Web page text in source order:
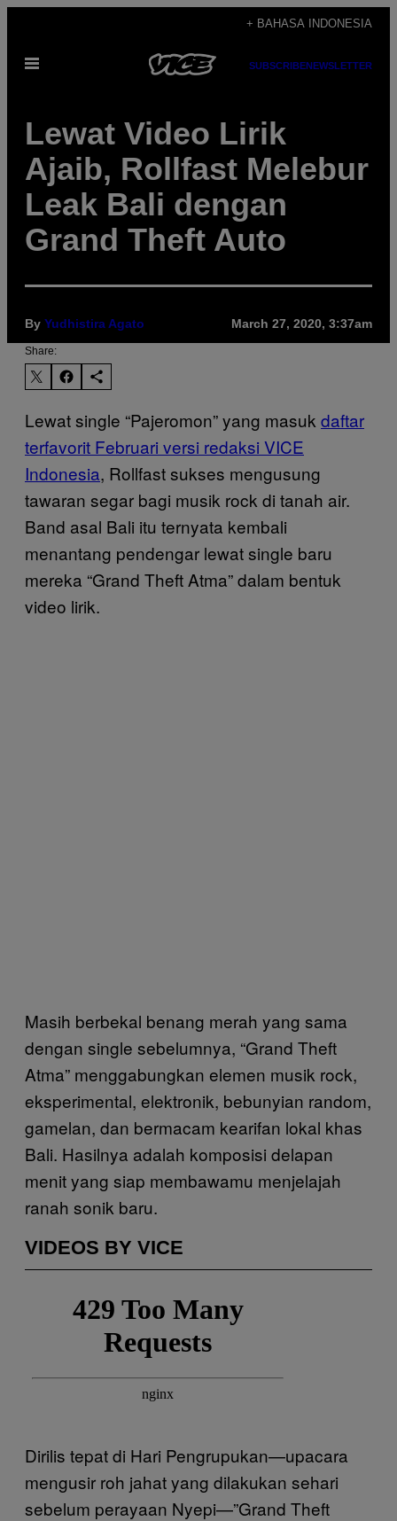
content
+ BAHASA INDONESIA
Open
SUBSCRIBENEWSLETTER
Lewat Video Lirik
Ajaib, Rollfast Melebur
Leak Bali dengan
Grand Theft Auto
By Yudhistira Agato March 27, 2020, 3:37am
Share:
Lewat single “Pajeromon” yang masuk daftar
terfavorit Februari versi redaksi VICE
Indonesia, Rollfast sukses mengusung
tawaran segar bagi musik rock di tanah air.
Band asal Bali itu ternyata kembali
menantang pendengar lewat single baru
mereka “Grand Theft Atma” dalam bentuk
video lirik.
Masih berbekal benang merah yang sama
dengan single sebelumnya, “Grand Theft
Atma” menggabungkan elemen musik rock,
eksperimental, elektronik, bebunyian random,
gamelan, dan bermacam kearifan lokal khas
Bali. Hasilnya adalah komposisi delapan
menit yang siap membawamu menjelajah
ranah sonik baru.
VIDEOS BY VICE
Dirilis tepat di Hari Pengrupukan—upacara
mengusir roh jahat yang dilakukan sehari
sebelum perayaan Nyepi—”Grand Theft